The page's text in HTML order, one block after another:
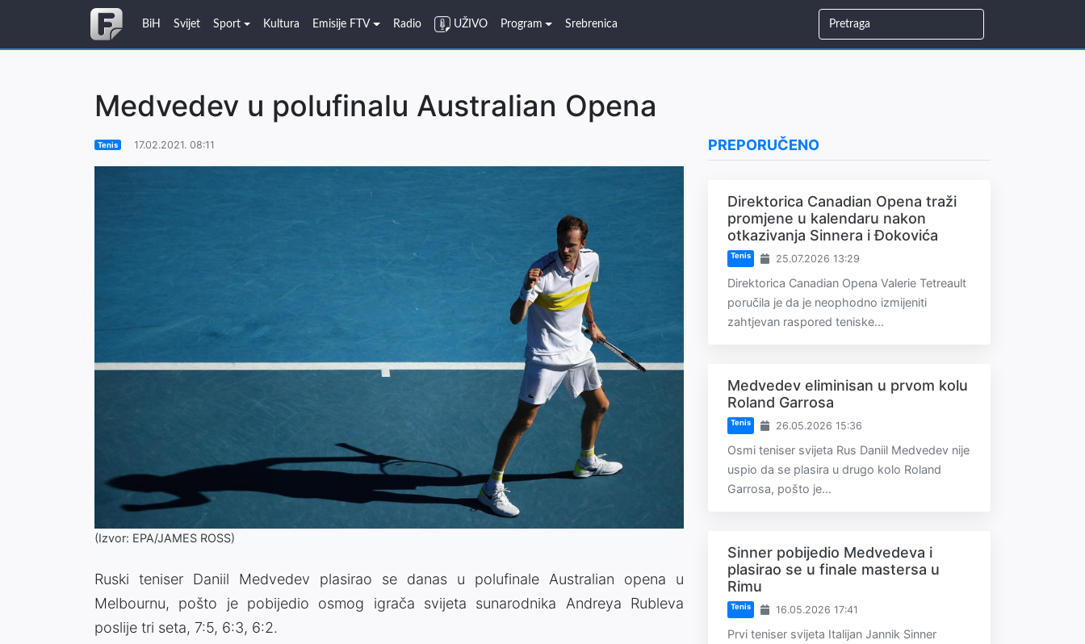
BiH Svijet Sport Kultura Emisije FTV Radio UŽIVO Program Srebrenica
Medvedev u polufinalu Australian Opena
Tenis 17.02.2021. 08:11
(Izvor: EPA/JAMES ROSS)
Ruski teniser Daniil Medvedev plasirao se danas u polufinale Australian opena u
Melbournu, pošto je pobijedio osmog igrača svijeta sunarodnika Andreya Rubleva
poslije tri seta, 7:5, 6:3, 6:2.
PREPORUČENO
Direktorica Canadian Opena traži
promjene u kalendaru nakon
otkazivanja Sinnera i Đokovića
Tenis 25.07.2026 13:29
Direktorica Canadian Opena Valerie Tetreault
poručila je da je neophodno izmijeniti
zahtjevan raspored teniske...
Medvedev eliminisan u prvom kolu
Roland Garrosa
Tenis 26.05.2026 15:36
Osmi teniser svijeta Rus Daniil Medvedev nije
uspio da se plasira u drugo kolo Roland
Garrosa, pošto je...
Sinner pobijedio Medvedeva i
plasirao se u finale mastersa u
Rimu
Tenis 16.05.2026 17:41
Prvi teniser svijeta Italijan Jannik Sinner